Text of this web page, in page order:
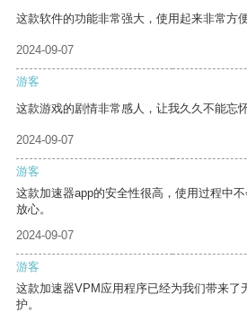
这款软件的功能非常强大，使用起来非常方便
2024-09-07
游客
这款游戏的剧情非常感人，让我久久不能忘怀
2024-09-07
游客
这款加速器app的安全性很高，使用过程中
放心。
2024-09-07
游客
这款加速器VPM应用程序已经为我们带来了
护。